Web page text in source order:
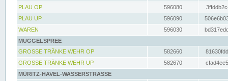
PLAU OP
596080
PLAU UP
596090
WAREN
596030
MÜGGELSPREE
GROSSE TRÄNKE WEHR OP
582660
GROSSE TRÄNKE WEHR UP
582670
MÜRITZ-HAVEL-WASSERSTRASSE